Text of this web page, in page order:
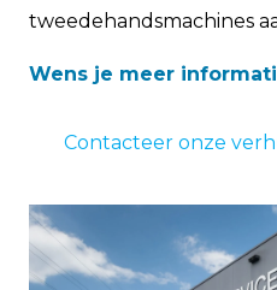
tweedehandsmachines
Wens je meer
Contacteer onze